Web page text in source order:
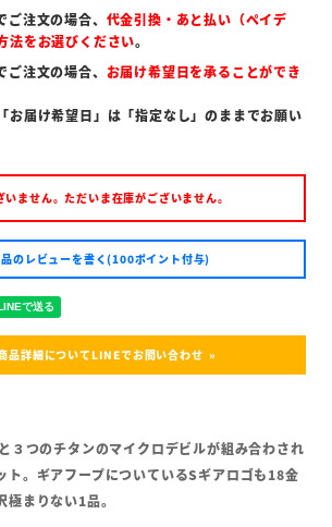
注文の場合、 代金引換・あと払い（ペイデ
法をお選びください。
注文の場合、 お届け希望日を承ることができ
お届け希望日」は「指定なし」のままでお願い
いません。ただいま在庫がございません。
のレビューを書く(100ポイント付与)
品詳細についてLINEでお問い合わせ
３つのチタンのマイクロデビルが組み合わされ
ト。ギアフープについているSギアロゴも18金
極まりない1品。